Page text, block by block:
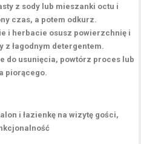
z sody lub mieszanki octu i
czas, a potem odkurz.
i herbacie osusz powierzchnię i
łagodnym detergentem.
do usunięcia, powtórz proces lub
piorącego.
i łazienkę na wizytę gości,